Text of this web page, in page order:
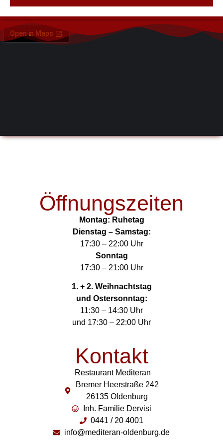
Öffnungszeiten
Montag: Ruhetag
Dienstag – Samstag:
17:30 – 22:00 Uhr
Sonntag
17:30 – 21:00 Uhr
1. + 2. Weihnachtstag
und Ostersonntag:
11:30 – 14:30 Uhr
und 17:30 – 22:00 Uhr
Kontakt
Restaurant Mediteran
Bremer Heerstraße 242
26135 Oldenburg
Inh. Familie Dervisi
0441 / 20 4001
info@mediteran-oldenburg.de